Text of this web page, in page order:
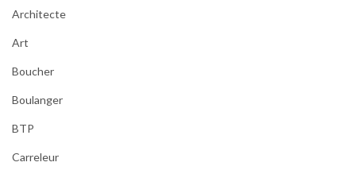
Architecte
Art
Boucher
Boulanger
BTP
Carreleur